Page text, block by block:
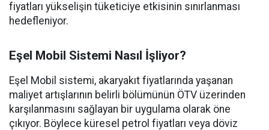
fiyatları yükselişin tüketiciye etkisinin sınırlanması
hedefleniyor.
Eşel Mobil Sistemi Nasıl İşliyor?
Eşel Mobil sistemi, akaryakıt fiyatlarında yaşanan
maliyet artışlarının belirli bölümünün ÖTV üzerinden
karşılanmasını sağlayan bir uygulama olarak öne
çıkıyor. Böylece küresel petrol fiyatları veya döviz